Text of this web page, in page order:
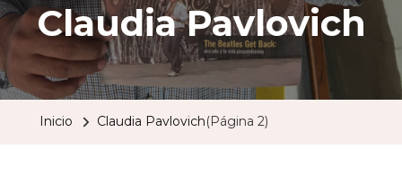
Claudia Pavlovich
Inicio Claudia Pavlovich(Página 2)